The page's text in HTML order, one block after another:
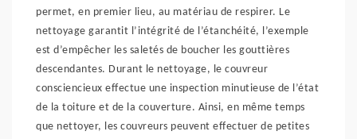
permet, en premier lieu, au matériau de respirer. Le
nettoyage garantit l’intégrité de l’étanchéité, l’exemple
est d’empêcher les saletés de boucher les gouttières
descendantes. Durant le nettoyage, le couvreur
consciencieux effectue une inspection minutieuse de l’état
de la toiture et de la couverture. Ainsi, en même temps
que nettoyer, les couvreurs peuvent effectuer de petites